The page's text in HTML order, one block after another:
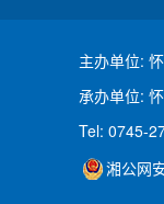
主办单位:
承办单位:
Tel: 0745-
湘公网